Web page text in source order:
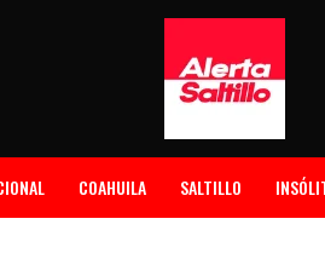
COAHUILA SALTILLO